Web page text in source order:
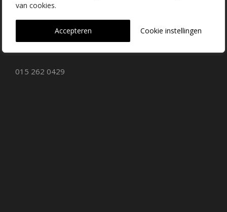
van cookies.
Cookie instellingen
Accepteren
Vrederustlaan 10
2645 AW Delfgauw
015 262 0429